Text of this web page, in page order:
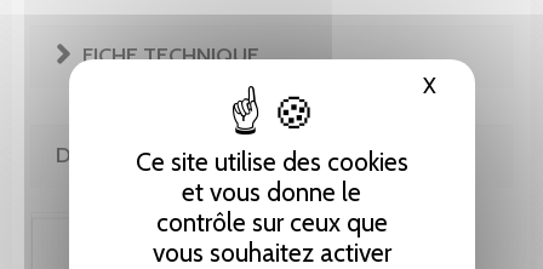
Ce site utilise des cookies
et vous donne le
contrôle sur ceux que
vous souhaitez activer
XMasquer
FICHE TECHNIQUE
DE LA MÊME COLLECTION